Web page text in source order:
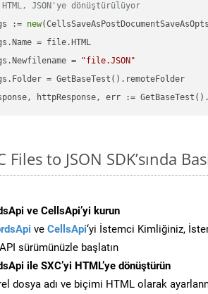
JSON'ye dönüştürülüyor
:= new
= file.HTML
=
"file.JSON"
= GetBaseTest().remoteFolder
Files to JSON SDK’sında
ve CellsApi’yi kurun
ve CellsApi‘yi İstemci Kimliğiniz,
sürümünüzle başlatın
ile SXC’yi HTML’ye dönüştürün
dosya adı ve biçimi HTML olarak